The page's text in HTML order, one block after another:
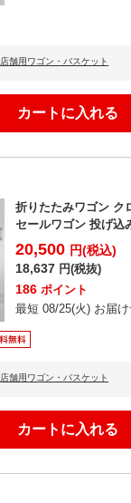
店舗用ワゴン・バスケット
折りたたみワゴン ク
セールワゴン 投げ込
トワゴン バ...
20,500 円(税込)
18,637 円(税抜)
186 ポイント
最短 08/25(火) お届け
店舗用ワゴン・バスケット